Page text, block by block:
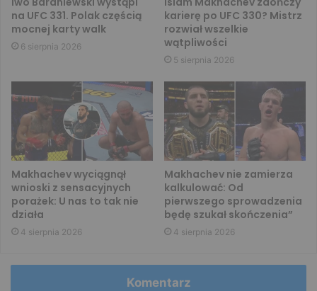
na UFC 331. Polak częścią
mocnej karty walk
6 sierpnia 2026
karierę po UFC 330? Mistrz
rozwiał wszelkie
wątpliwości
5 sierpnia 2026
Makhachev wyciągnął
wnioski z sensacyjnych
porażek: U nas to tak nie
działa
4 sierpnia 2026
Makhachev nie zamierza
kalkulować: Od
pierwszego sprowadzenia
będę szukał skończenia”
4 sierpnia 2026
Komentarz